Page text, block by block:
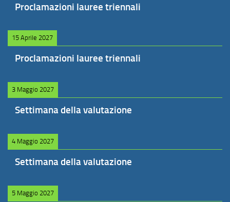
Proclamazioni lauree triennali
15 Aprile 2027
Proclamazioni lauree triennali
3 Maggio 2027
Settimana della valutazione
4 Maggio 2027
Settimana della valutazione
5 Maggio 2027